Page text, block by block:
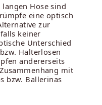
Hose sind
eine optisch
zur
keiner
Unterschied
Halterlosen
andererseits
mit
bzw. Ballerinas